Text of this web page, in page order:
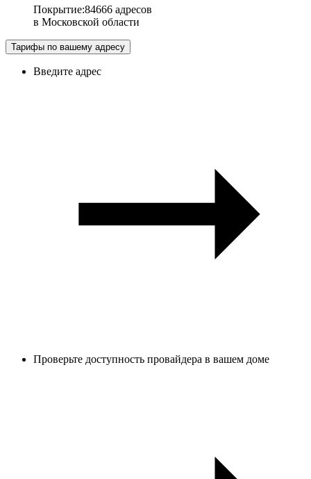
Покрытие:84666 адресов
в Московской области
Тарифы по вашему адресу
Введите адрес
Проверьте доступность провайдера в вашем доме